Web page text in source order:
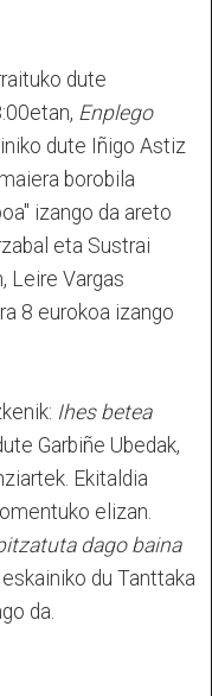
dute
Enplego
dute Iñigo Astiz
borobila
izango da areto
eta Sustrai
Leire Vargas
8 eurokoa izango
Ihes betea
Garbiñe Ubedak,
Ekitaldia
elizan.
dago baina
du Tanttaka
da.